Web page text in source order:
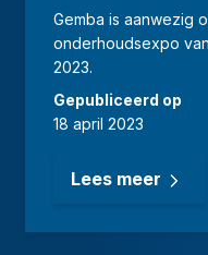
Gemba is aanwezig
onderhoudsexpo
2023.
Gepubliceerd op
18 april 2023
Lees meer